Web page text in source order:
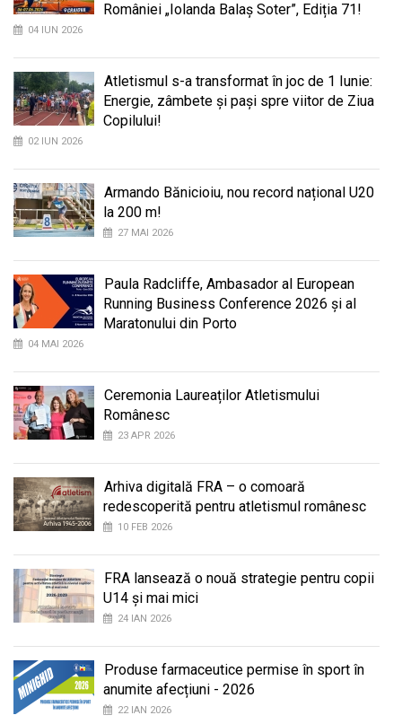
României „Iolanda Balaș Soter”, Ediția 71!
04 IUN 2026
Atletismul s-a transformat în joc de 1 Iunie:
Energie, zâmbete și pași spre viitor de Ziua
Copilului!
02 IUN 2026
Armando Bănicioiu, nou record național U20
la 200 m!
27 MAI 2026
Paula Radcliffe, Ambasador al European
Running Business Conference 2026 și al
Maratonului din Porto
04 MAI 2026
Ceremonia Laureaților Atletismului
Românesc
23 APR 2026
Arhiva digitală FRA – o comoară
redescoperită pentru atletismul românesc
10 FEB 2026
FRA lansează o nouă strategie pentru copii
U14 și mai mici
24 IAN 2026
Produse farmaceutice permise în sport în
anumite afecțiuni - 2026
22 IAN 2026